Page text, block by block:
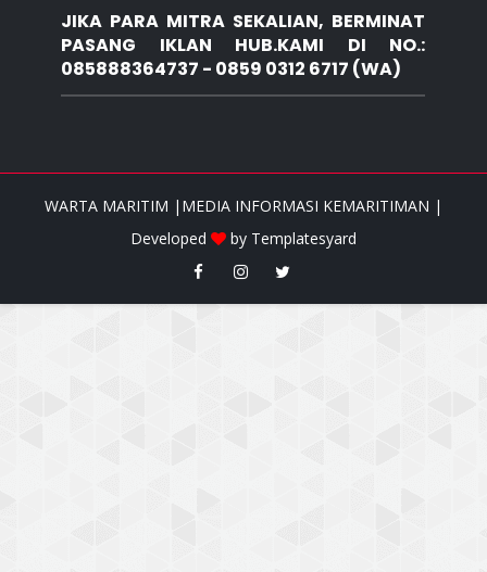
JIKA PARA MITRA SEKALIAN, BERMINAT
PASANG IKLAN HUB.KAMI DI NO.:
085888364737 - 0859 0312 6717 (WA)
WARTA MARITIM |MEDIA INFORMASI KEMARITIMAN |
Developed
by Templatesyard